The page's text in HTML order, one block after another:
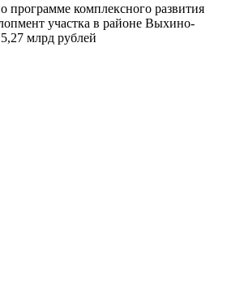
программе комплексного развития
участка в районе Выхино-
млрд рублей